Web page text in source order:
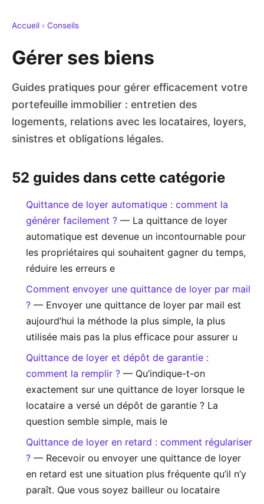
Accueil › Conseils
Gérer ses biens
Guides pratiques pour gérer efficacement votre
portefeuille immobilier : entretien des
logements, relations avec les locataires, loyers,
sinistres et obligations légales.
52 guides dans cette catégorie
Quittance de loyer automatique : comment la
générer facilement ? — La quittance de loyer
automatique est devenue un incontournable pour
les propriétaires qui souhaitent gagner du temps,
réduire les erreurs e
Comment envoyer une quittance de loyer par mail
? — Envoyer une quittance de loyer par mail est
aujourd’hui la méthode la plus simple, la plus
utilisée mais pas la plus efficace pour assurer u
Quittance de loyer et dépôt de garantie :
comment la remplir ? — Qu’indique-t-on
exactement sur une quittance de loyer lorsque le
locataire a versé un dépôt de garantie ? La
question semble simple, mais le
Quittance de loyer en retard : comment régulariser
? — Recevoir ou envoyer une quittance de loyer
en retard est une situation plus fréquente qu’il n’y
paraît. Que vous soyez bailleur ou locataire